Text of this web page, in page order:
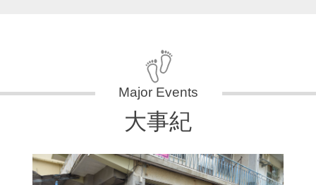
大事紀